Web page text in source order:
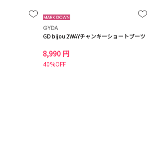
GYDA
GD bijou 2WAYチャンキーショートブーツ
8,990 円
40%OFF